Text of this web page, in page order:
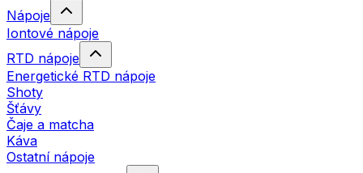
Nápoje
Iontové nápoje
RTD nápoje
Energetické RTD nápoje
Shoty
Šťávy
Čaje a matcha
Káva
Ostatní nápoje